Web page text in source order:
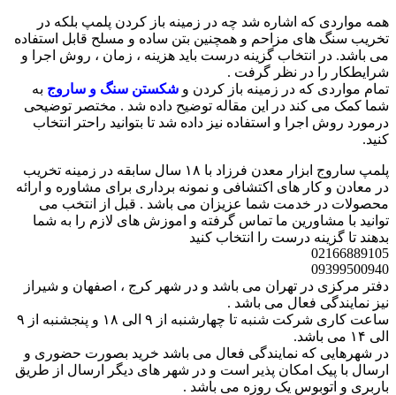
همه مواردی که اشاره شد چه در زمینه باز کردن پلمپ بلکه در
تخریب سنگ های مزاحم و همچنین بتن ساده و مسلح قابل استفاده
می باشد. در انتخاب گزینه درست باید هزینه ، زمان ، روش اجرا و
شرایطکار را در نظر گرفت .
تمام مواردی که در زمینه باز کردن و شکستن سنگ و ساروج به
شما کمک می کند در این مقاله توضیح داده شد . مختصر توضیحی
درمورد روش اجرا و استفاده نیز داده شد تا بتوانید راحتر انتخاب
کنید.
پلمپ ساروج ابزار معدن فرزاد با ۱۸ سال سابقه در زمینه تخریب
در معادن و کار های اکتشافی و نمونه برداری برای مشاوره و ارائه
محصولات در خدمت شما عزیزان می باشد . قبل از انتخب می
توانید با مشاورین ما تماس گرفته و اموزش های لازم را به شما
بدهند تا گزینه درست را انتخاب کنید
02166889105
09399500940
دفتر مرکزی در تهران می باشد و در شهر کرج ، اصفهان و شیراز
نیز نمایندگی فعال می باشد .
ساعت کاری شرکت شنبه تا چهارشنبه از ۹ الی ۱۸ و پنجشنبه از ۹
الی ۱۴ می باشد.
در شهرهایی که نمایندگی فعال می باشد خرید بصورت حضوری و
ارسال با پیک امکان پذیر است و در شهر های دیگر ارسال از طریق
باربری و اتوبوس یک روزه می باشد .